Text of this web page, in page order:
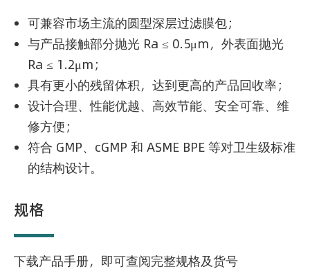
可兼容市场主流的圆型深层过滤膜包；
与产品接触部分抛光 Ra ≤ 0.5μm，外表面抛光
Ra ≤ 1.2μm；
具有更小的残留体积，达到更高的产品回收率；
设计合理、性能优越、高效节能、安全可靠、维
修方便；
符合 GMP、cGMP 和 ASME BPE 等对卫生级标准
的结构设计。
规格
下载产品手册，即可查阅完整规格及货号